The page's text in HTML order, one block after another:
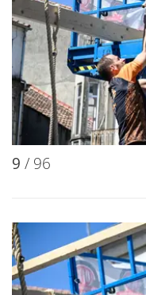
9 / 96